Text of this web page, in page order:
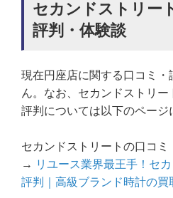
セカンドストリー
評判・体験談
現在円座店に関する口コミ
ん。なお、セカンドストリー
評判については以下のページ
セカンドストリートの口コ
→ リユース業界最王手！セ
評判｜高級ブランド時計の買